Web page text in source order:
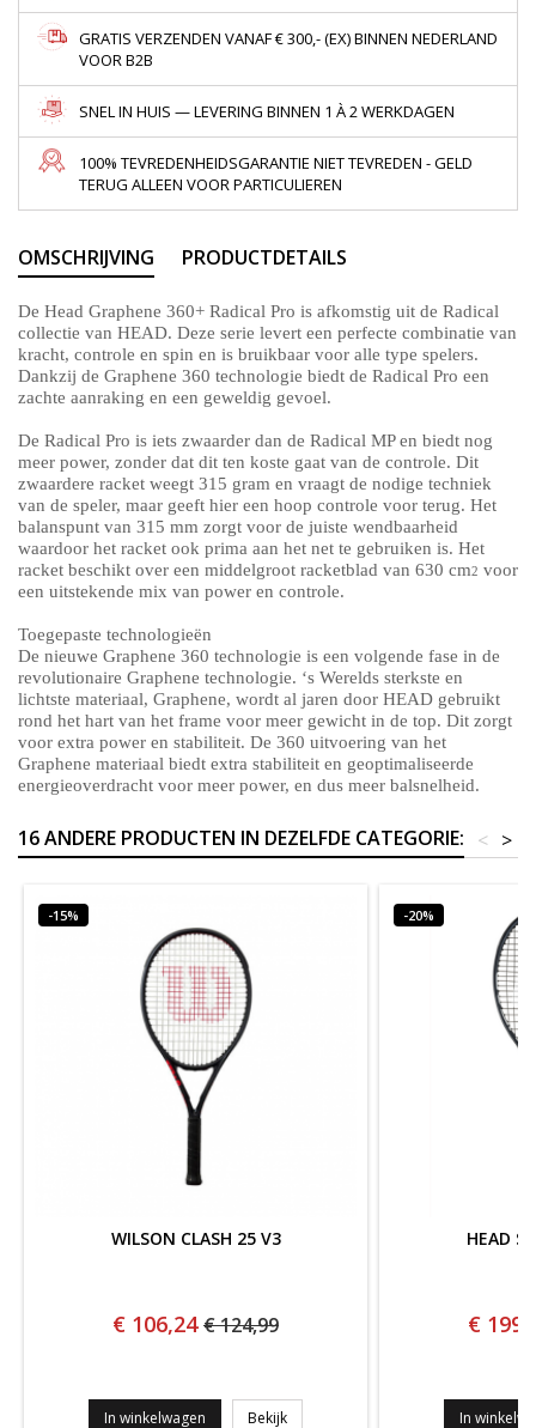
GRATIS VERZENDEN VANAF € 300,- (EX) BINNEN NEDERLAND
VOOR B2B
SNEL IN HUIS — LEVERING BINNEN 1 À 2 WERKDAGEN
100% TEVREDENHEIDSGARANTIE NIET TEVREDEN - GELD
TERUG ALLEEN VOOR PARTICULIEREN
OMSCHRIJVING PRODUCTDETAILS
De Head Graphene 360+ Radical Pro is afkomstig uit de Radical
collectie van HEAD. Deze serie levert een perfecte combinatie van
kracht, controle en spin en is bruikbaar voor alle type spelers.
Dankzij de Graphene 360 technologie biedt de Radical Pro een
zachte aanraking en een geweldig gevoel.
De Radical Pro is iets zwaarder dan de Radical MP en biedt nog
meer power, zonder dat dit ten koste gaat van de controle. Dit
zwaardere racket weegt 315 gram en vraagt de nodige techniek
van de speler, maar geeft hier een hoop controle voor terug. Het
balanspunt van 315 mm zorgt voor de juiste wendbaarheid
waardoor het racket ook prima aan het net te gebruiken is. Het
racket beschikt over een middelgroot racketblad van 630 cm2 voor
een uitstekende mix van power en controle.
Toegepaste technologieën
De nieuwe Graphene 360 technologie is een volgende fase in de
revolutionaire Graphene technologie. ‘s Werelds sterkste en
lichtste materiaal, Graphene, wordt al jaren door HEAD gebruikt
rond het hart van het frame voor meer gewicht in de top. Dit zorgt
voor extra power en stabiliteit. De 360 uitvoering van het
Graphene materiaal biedt extra stabiliteit en geoptimaliseerde
energieoverdracht voor meer power, en dus meer balsnelheid.
16 ANDERE PRODUCTEN IN DEZELFDE CATEGORIE: >
<
-15%
WILSON CLASH 25 V3
€ 106,24 € 124,99
In winkelwagen BekijkWILSON CLASH 25 V3
-20%
HEAD
€
In